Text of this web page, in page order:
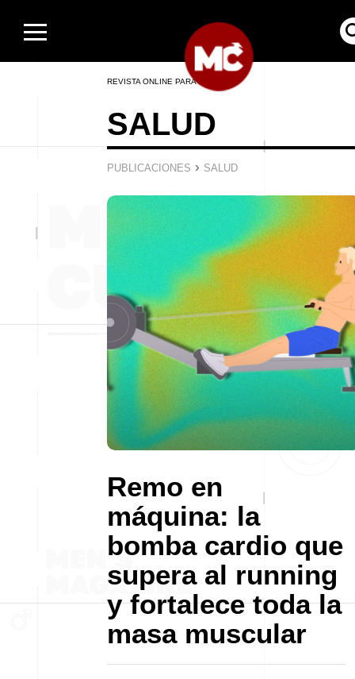
REVISTA ONLINE PARA HOMBRES
SALUD
PUBLICACIONES › SALUD
Remo en
máquina: la
bomba cardio que
supera al running
y fortalece toda la
masa muscular